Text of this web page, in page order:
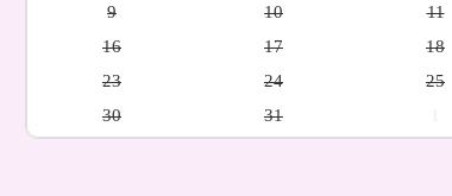
9
10 11
16
17 18
23
24 25
30
31